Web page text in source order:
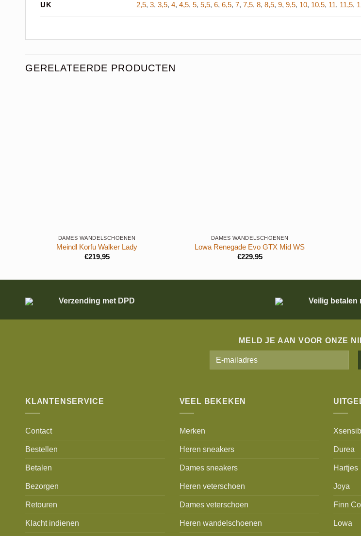
UK 2,5,3,3,5,4,4,5,5,5,5,6,6,5,7,7,5,8,8,5,9,9,5, 10, 10,5, 11, 11,5,
GERELATEERDE PRODUCTEN
DAMES WANDELSCHOENEN
Meindl Korfu Walker Lady
€219,95
DAMES WANDELSCHOENEN
Lowa Renegade Evo GTX Mid WS
€229,95
Verzending met DPD Veilig betalen
MELD JE AAN VOOR ONZE
KLANTENSERVICE
Contact
Bestellen
Betalen
Bezorgen
Retouren
Klacht indienen
VEEL BEKEKEN
Merken
Heren sneakers
Dames sneakers
Heren veterschoen
Dames veterschoen
Heren wandelschoenen
Durea
Hartjes
Joya
Finn
Lowa